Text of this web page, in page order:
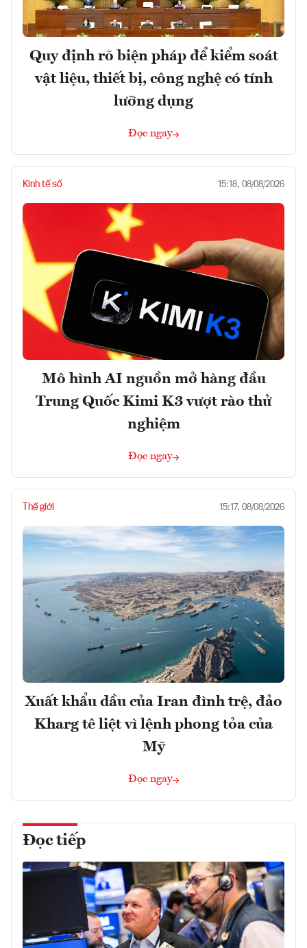
Quy định rõ biện pháp để kiểm soát
vật liệu, thiết bị, công nghệ có tính
lưỡng dụng
Đọc ngay
Kinh tế số 15:18, 08/08/2026
Mô hình AI nguồn mở hàng đầu
Trung Quốc Kimi K3 vượt rào thử
nghiệm
Đọc ngay
Thế giới 15:17, 08/08/2026
Xuất khẩu dầu của Iran đình trệ, đảo
Kharg tê liệt vì lệnh phong tỏa của
Mỹ
Đọc ngay
Đọc tiếp